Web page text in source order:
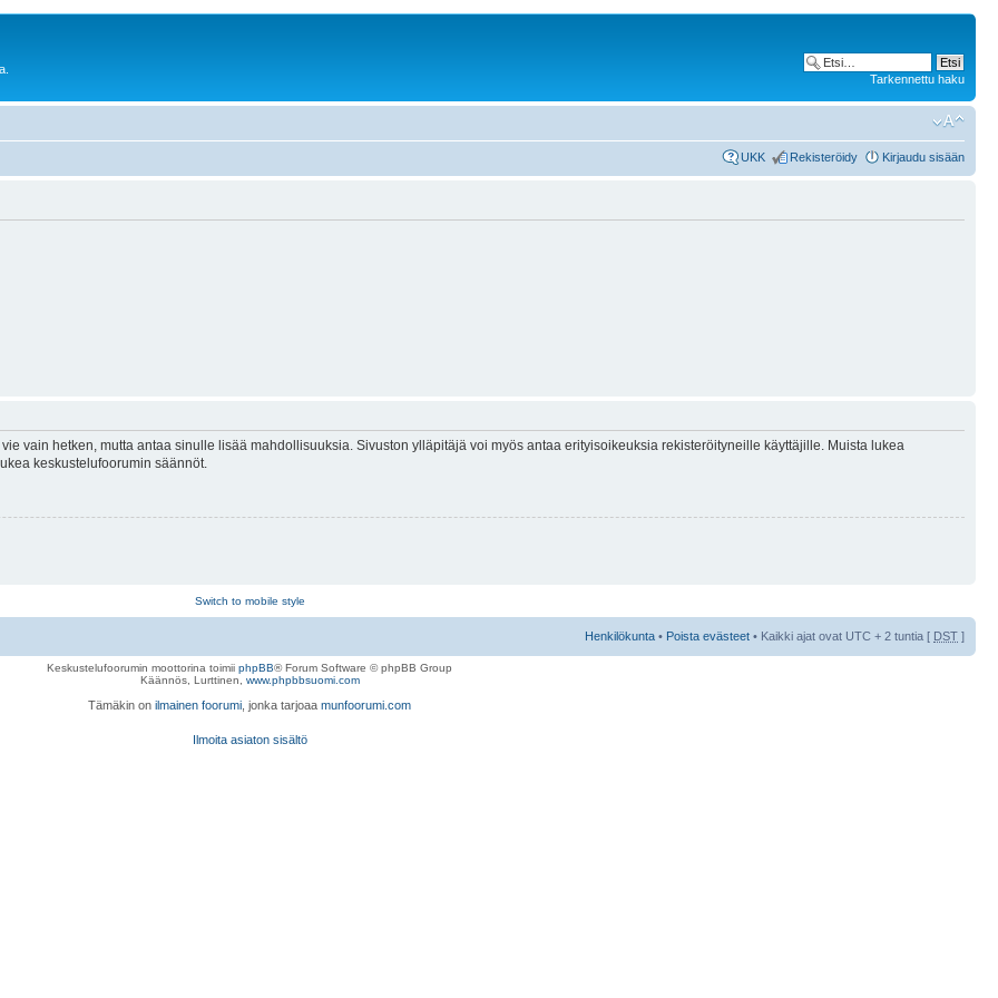
Tarkennettu haku
UKK Rekisteröidy Kirjaudu sisään
vain hetken, mutta antaa sinulle lisää mahdollisuuksia. Sivuston ylläpitäjä voi myös antaa erityisoikeuksia rekisteröityneille käyttäjille. Muista lukea
keskustelufoorumin säännöt.
Switch to mobile style
Henkilökunta • Poista evästeet • Kaikki ajat ovat UTC + 2 tuntia [ DST ]
Keskustelufoorumin moottorina toimii phpBB® Forum Software © phpBB Group
Käännös, Lurttinen, www.phpbbsuomi.com
Tämäkin on ilmainen foorumi , jonka tarjoaa munfoorumi.com
Ilmoita asiaton sisältö